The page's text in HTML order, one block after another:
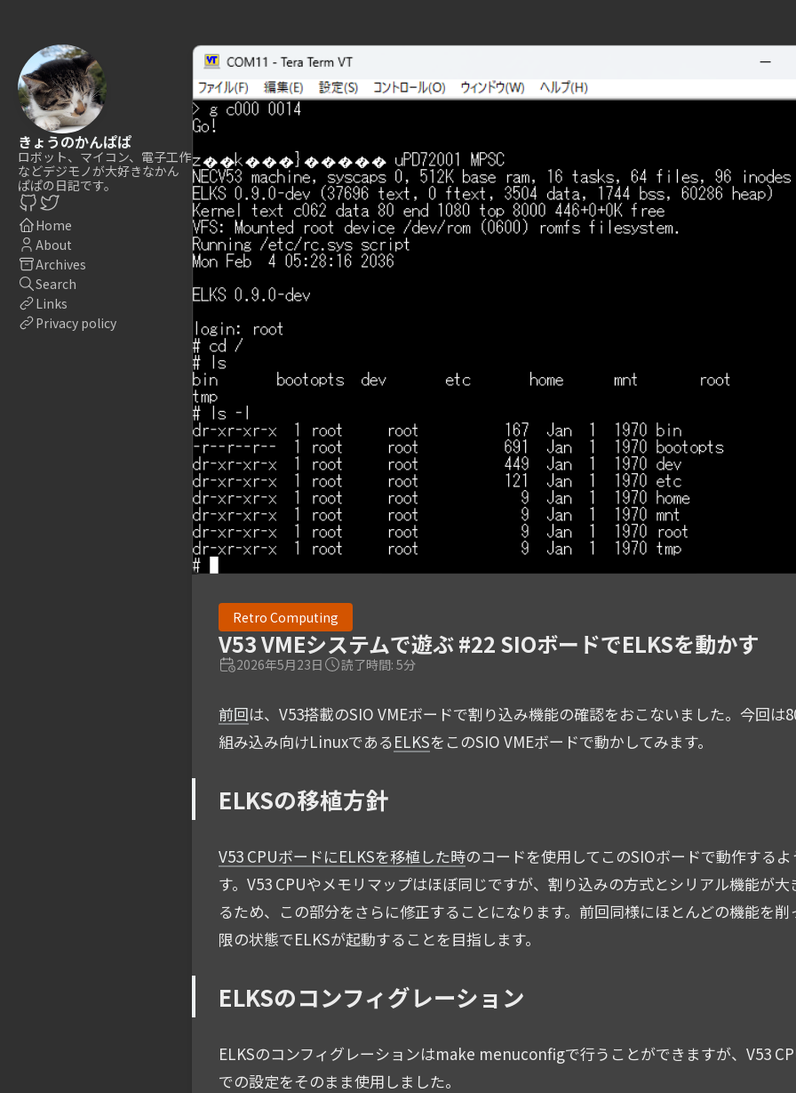
きょうのかんぱぱ
ロボット、マイコン、電子工作
などデジモノが大好きなかん
ぱぱの日記です。
Home
About
Archives
Search
Links
Privacy policy
Retro Computing
V53 VMEシステムで遊ぶ #22 SIOボードでELKSを動かす
2026年5月23日 読了時間: 5分
前回は、V53搭載のSIO VMEボードで割り込み機能の確認をおこないました。今回は
組み込み向けLinuxであるELKSをこのSIO VMEボードで動かしてみます。
ELKSの移植方針
V53 CPUボードにELKSを移植した時のコードを使用してこのSIOボードで動作するよ
す。V53 CPUやメモリマップはほぼ同じですが、割り込みの方式とシリアル機能が大
るため、この部分をさらに修正することになります。前回同様にほとんどの機能を削
限の状態でELKSが起動することを目指します。
ELKSのコンフィグレーション
ELKSのコンフィグレーションはmake menuconfigで行うことができますが、V53
での設定をそのまま使用しました。